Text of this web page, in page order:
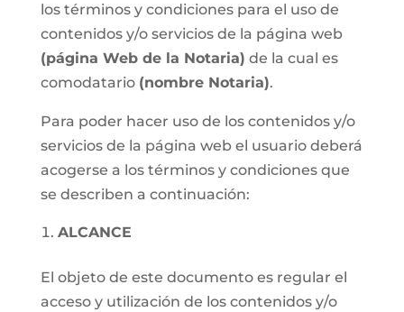
los términos y condiciones para el uso de
contenidos y/o servicios de la página web
(página Web de la Notaria) de la cual es
comodatario (nombre Notaria).
Para poder hacer uso de los contenidos y/o
servicios de la página web el usuario deberá
acogerse a los términos y condiciones que
se describen a continuación:
ALCANCE
El objeto de este documento es regular el
acceso y utilización de los contenidos y/o